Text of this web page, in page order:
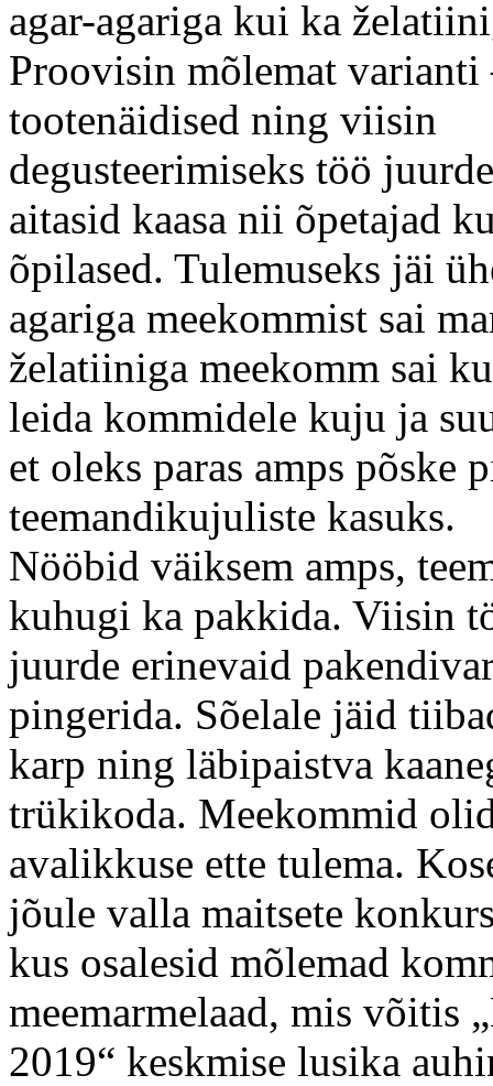
agar-agariga kui ka
Proovisin mõlemat varianti
tootenäidised ning viisin
degusteerimiseks töö
aitasid kaasa nii õpetajad
õpilased. Tulemuseks jäi
agariga meekommist sai
želatiiniga meekomm sai
leida kommidele kuju ja
et oleks paras amps põske
teemandikujuliste kasuks.
Nööbid väiksem amps,
kuhugi ka pakkida. Viisin
juurde erinevaid
pingerida. Sõelale jäid
karp ning läbipaistva
trükikoda. Meekommid
avalikkuse ette tulema.
jõule valla maitsete
kus osalesid mõlemad
meemarmelaad, mis võitis
2019“ keskmise lusika